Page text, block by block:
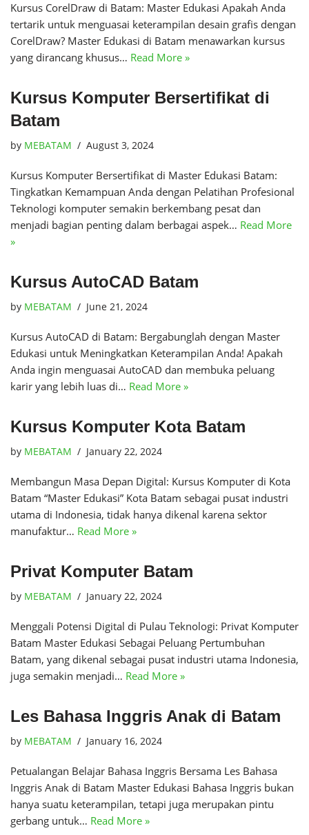
Kursus CorelDraw di Batam: Master Edukasi Apakah Anda
tertarik untuk menguasai keterampilan desain grafis dengan
CorelDraw? Master Edukasi di Batam menawarkan kursus
yang dirancang khusus… Read More »
Kursus Komputer Bersertifikat di
Batam
by MEBATAM August 3, 2024
Kursus Komputer Bersertifikat di Master Edukasi Batam:
Tingkatkan Kemampuan Anda dengan Pelatihan Profesional
Teknologi komputer semakin berkembang pesat dan
menjadi bagian penting dalam berbagai aspek… Read More
»
Kursus AutoCAD Batam
by MEBATAM June 21, 2024
Kursus AutoCAD di Batam: Bergabunglah dengan Master
Edukasi untuk Meningkatkan Keterampilan Anda! Apakah
Anda ingin menguasai AutoCAD dan membuka peluang
karir yang lebih luas di… Read More »
Kursus Komputer Kota Batam
by MEBATAM January 22, 2024
Membangun Masa Depan Digital: Kursus Komputer di Kota
Batam “Master Edukasi” Kota Batam sebagai pusat industri
utama di Indonesia, tidak hanya dikenal karena sektor
manufaktur… Read More »
Privat Komputer Batam
by MEBATAM January 22, 2024
Menggali Potensi Digital di Pulau Teknologi: Privat Komputer
Batam Master Edukasi Sebagai Peluang Pertumbuhan
Batam, yang dikenal sebagai pusat industri utama Indonesia,
juga semakin menjadi… Read More »
Les Bahasa Inggris Anak di Batam
by MEBATAM January 16, 2024
Petualangan Belajar Bahasa Inggris Bersama Les Bahasa
Inggris Anak di Batam Master Edukasi Bahasa Inggris bukan
hanya suatu keterampilan, tetapi juga merupakan pintu
gerbang untuk… Read More »